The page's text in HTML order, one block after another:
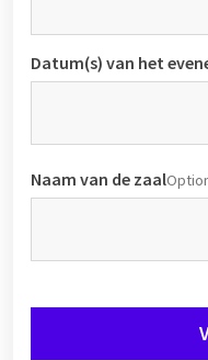
Datum(s) van het
Naam van de zaal